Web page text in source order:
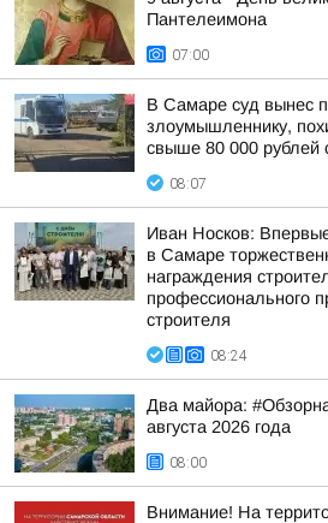
Пантелеимона
07:00
В Самаре суд вынес
злоумышленнику,
свыше 80 000 рублей
08:07
Иван Носков:
в Самаре
награждения
профессионального
строителя
08:24
Два майора:
августа 2026 года
08:00
Внимание! На